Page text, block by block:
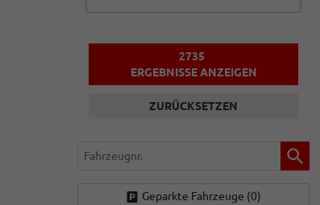
2735
ERGEBNISSE ANZEIGEN
ZURÜCKSETZEN
Fahrzeugnr.
Geparkte Fahrzeuge (0)